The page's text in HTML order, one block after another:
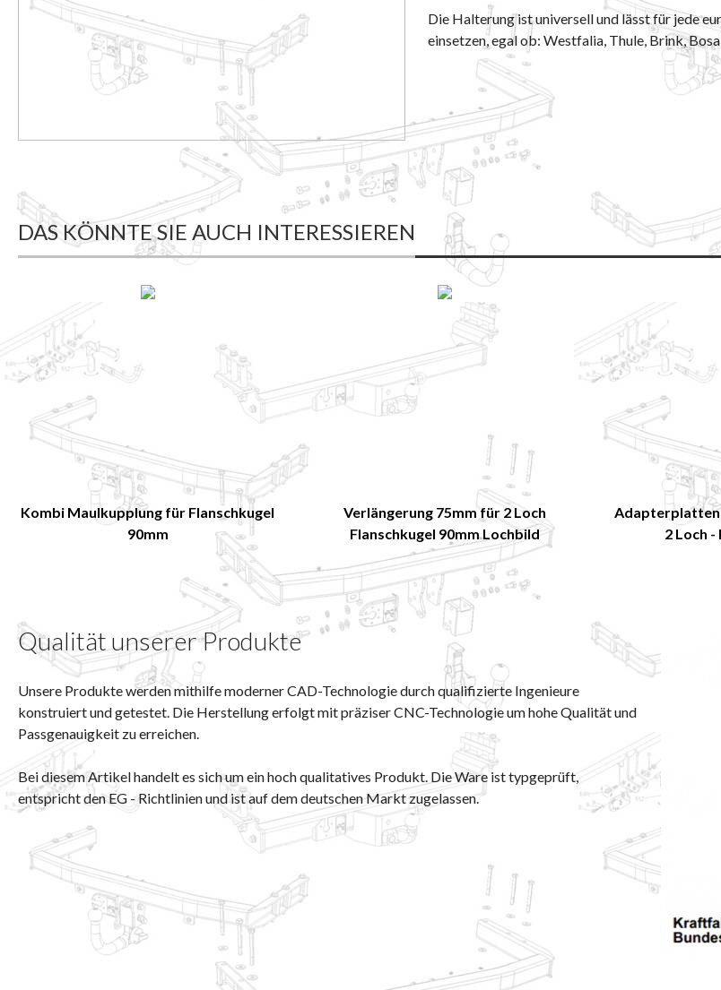
Die Halterung ist universell und lässt für jede
einsetzen, egal ob: Westfalia, Thule, Brink,
DAS KÖNNTE SIE AUCH INTERESSIEREN
Kombi Maulkupplung für Flanschkugel
90mm
Verlängerung 75mm für 2 Loch
Flanschkugel 90mm Lochbild
Adapterplatten
2 Loch
Qualität unserer Produkte
Unsere Produkte werden mithilfe moderner CAD-Technologie durch qualifizierte Ingenieure
konstruiert und getestet. Die Herstellung erfolgt mit präziser CNC-Technologie um hohe Qualität und
Passgenauigkeit zu erreichen.
Bei diesem Artikel handelt es sich um ein hoch qualitatives Produkt. Die Ware ist typgeprüft,
entspricht den EG - Richtlinien und ist auf dem deutschen Markt zugelassen.